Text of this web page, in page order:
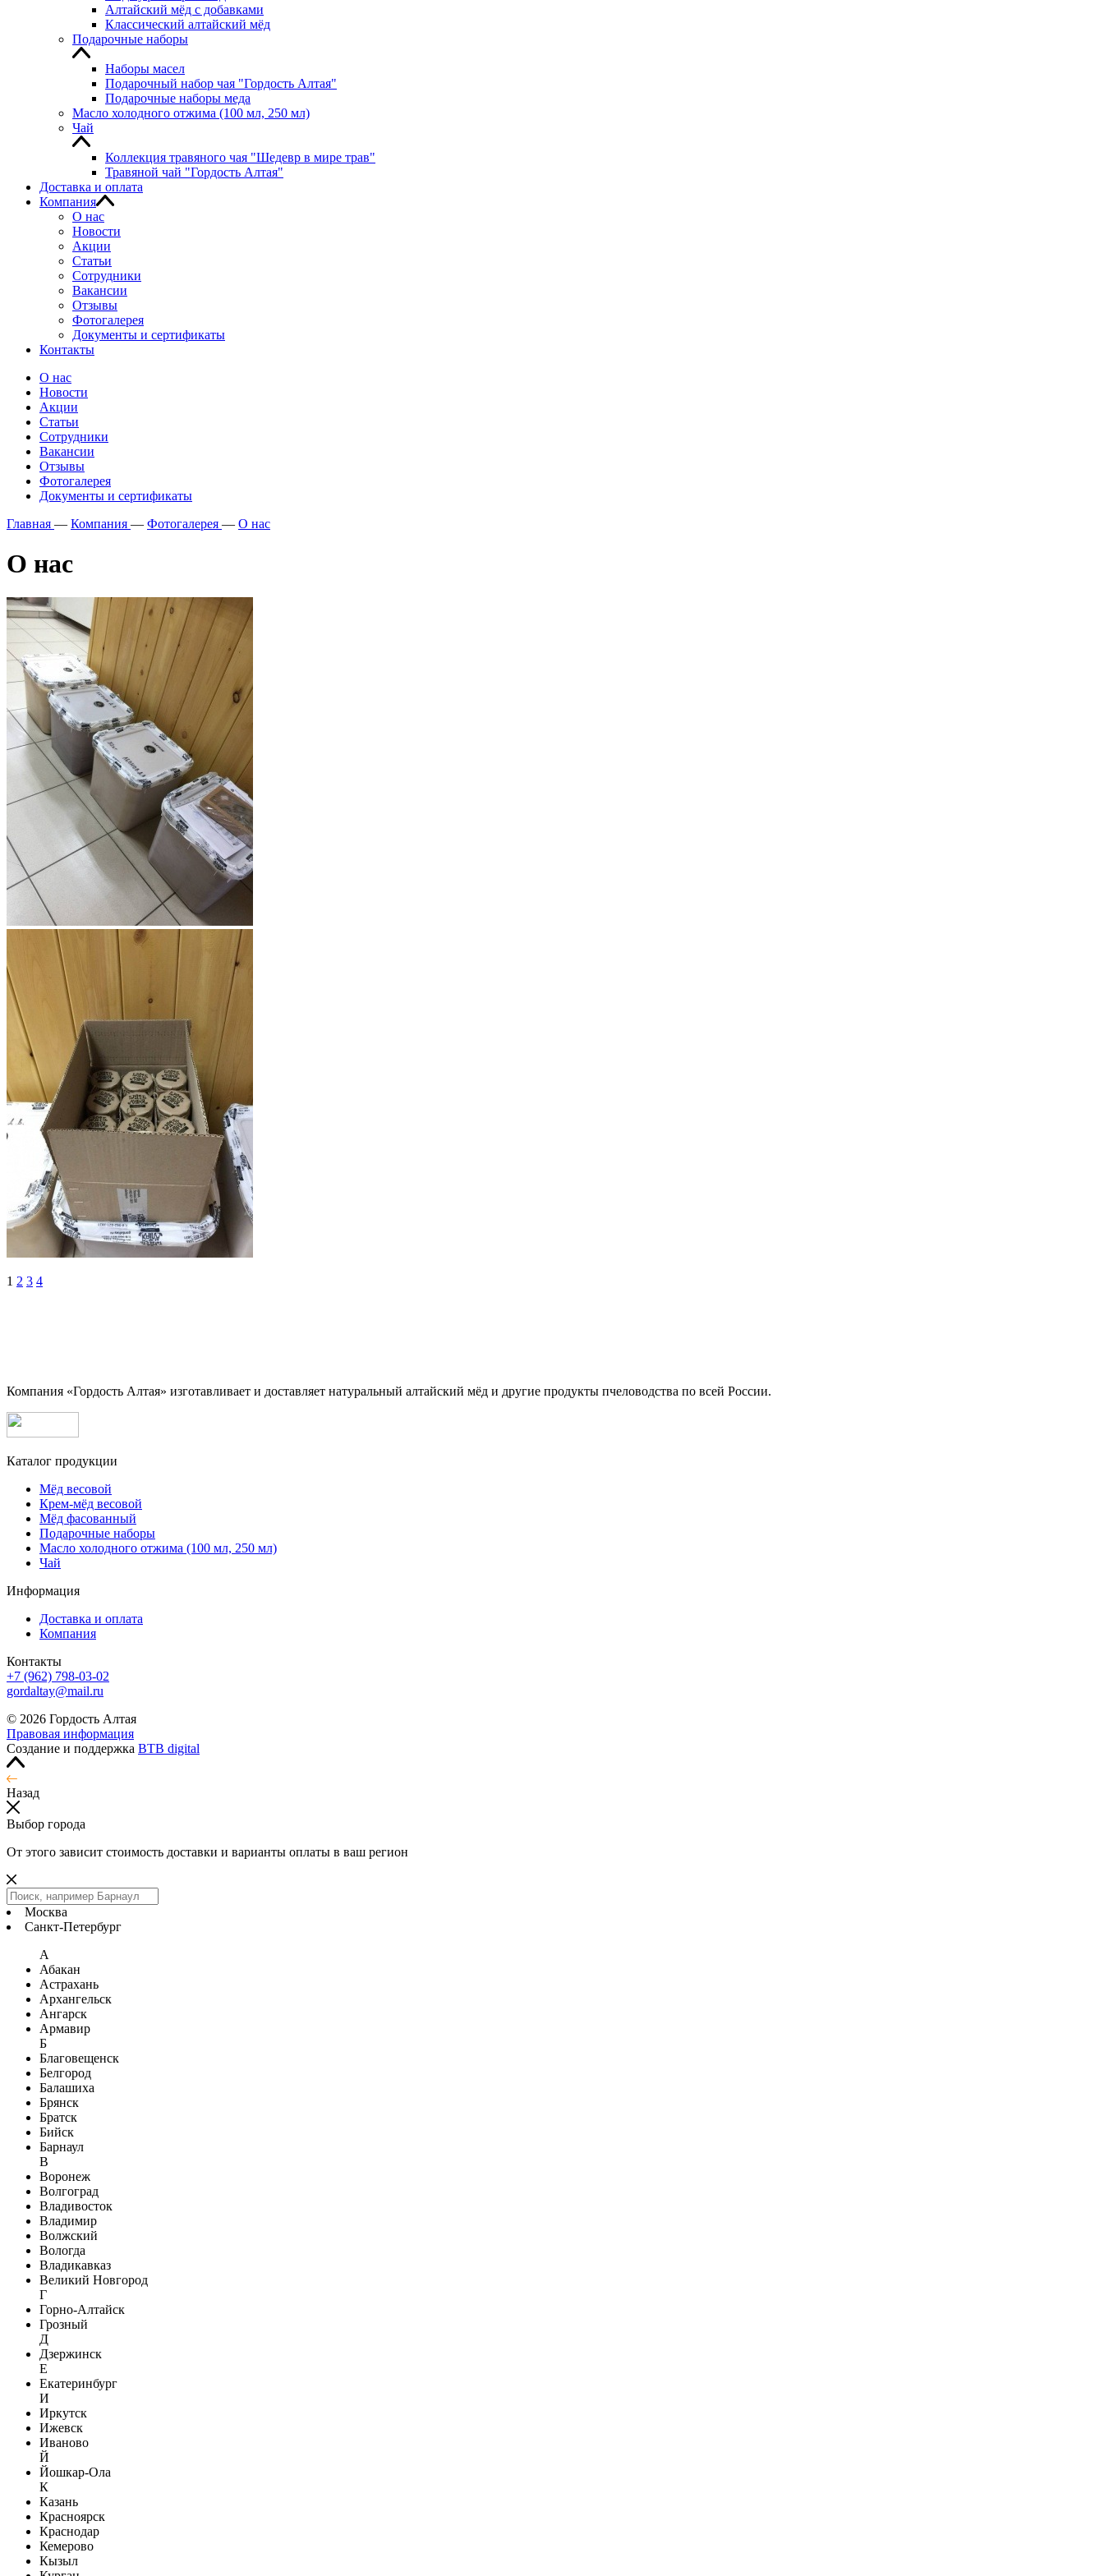
Алтайский мёд с добавками
Классический алтайский мёд
Подарочные наборы
Наборы масел
Подарочный набор чая "Гордость Алтая"
Подарочные наборы меда
Масло холодного отжима (100 мл, 250 мл)
Чай
Коллекция травяного чая "Шедевр в мире трав"
Травяной чай "Гордость Алтая"
Доставка и оплата
Компания
О нас
Новости
Акции
Статьи
Сотрудники
Вакансии
Отзывы
Фотогалерея
Документы и сертификаты
Контакты
О нас
Новости
Акции
Статьи
Сотрудники
Вакансии
Отзывы
Фотогалерея
Документы и сертификаты
Главная — Компания — Фотогалерея — О нас
О нас
1 2 3 4
Компания «Гордость Алтая» изготавливает и доставляет натуральный алтайский мёд и другие продукты пчеловодства по всей России.
Каталог продукции
Мёд весовой
Крем-мёд весовой
Мёд фасованный
Подарочные наборы
Масло холодного отжима (100 мл, 250 мл)
Чай
Информация
Доставка и оплата
Компания
Контакты
+7 (962) 798-03-02
gordaltay@mail.ru
© 2026 Гордость Алтая
Правовая информация
Создание и поддержка BTB digital
Назад
Выбор города
От этого зависит стоимость доставки и варианты оплаты в ваш регион
Москва
Санкт-Петербург
А
Абакан
Астрахань
Архангельск
Ангарск
Армавир
Б
Благовещенск
Белгород
Балашиха
Брянск
Братск
Бийск
Барнаул
В
Воронеж
Волгоград
Владивосток
Владимир
Волжский
Вологда
Владикавказ
Великий Новгород
Г
Горно-Алтайск
Грозный
Д
Дзержинск
Е
Екатеринбург
И
Иркутск
Ижевск
Иваново
Й
Йошкар-Ола
К
Казань
Красноярск
Краснодар
Кемерово
Кызыл